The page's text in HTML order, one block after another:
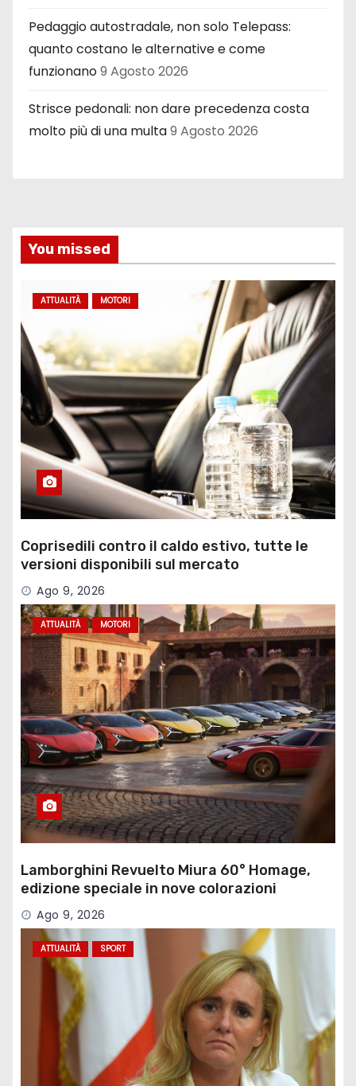
Pedaggio autostradale, non solo Telepass:
quanto costano le alternative e come
funzionano9 Agosto 2026
Strisce pedonali: non dare precedenza costa
molto più di una multa9 Agosto 2026
You missed
ATTUALITÀ MOTORI
Coprisedili contro il caldo estivo, tutte le
versioni disponibili sul mercato
Ago 9, 2026
ATTUALITÀ MOTORI
Lamborghini Revuelto Miura 60° Homage,
edizione speciale in nove colorazioni
Ago 9, 2026
ATTUALITÀ SPORT